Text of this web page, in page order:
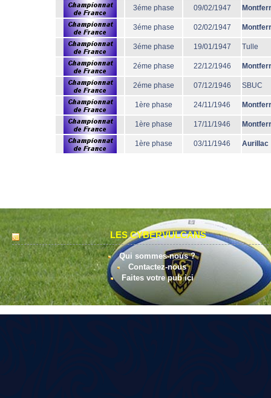
3éme phase 09/02/1947
3éme phase 02/02/1947
3éme phase 19/01/1947 Tulle
2éme phase 22/12/1946
2éme phase 07/12/1946 SBUC
1ère phase 24/11/1946
1ère phase 17/11/1946
1ère phase 03/11/1946 Aurillac
LES CYBERVULCANS
Qui sommes-nous ?
Contactez-nous
Faites votre pub ici